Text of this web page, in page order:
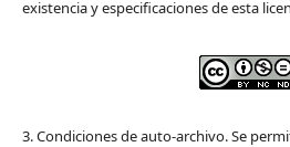
existencia y especificaciones de esta
3. Condiciones de auto-archivo. Se